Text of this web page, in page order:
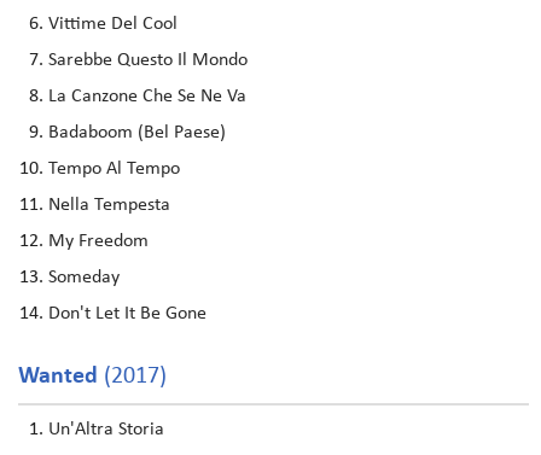
Vittime Del Cool
Sarebbe Questo Il Mondo
La Canzone Che Se Ne Va
Badaboom (Bel Paese)
Tempo Al Tempo
Nella Tempesta
My Freedom
Someday
Don't Let It Be Gone
Wanted (2017)
Un'Altra Storia